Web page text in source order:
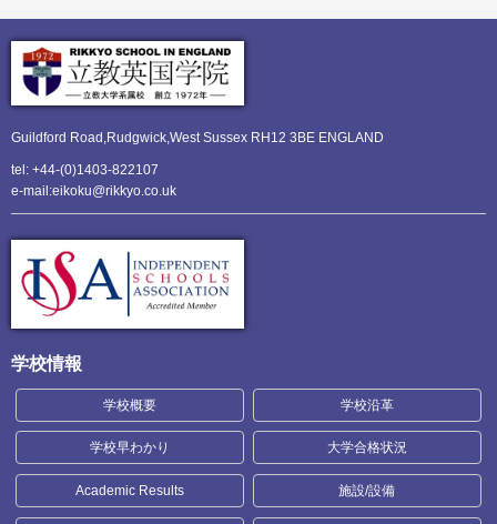
Guildford Road,Rudgwick,West Sussex RH12 3BE ENGLAND
tel: +44-(0)1403-822107
e-mail:eikoku@rikkyo.co.uk
学校情報
学校概要 学校沿革
学校早わかり 大学合格状況
Academic Results 施設/設備